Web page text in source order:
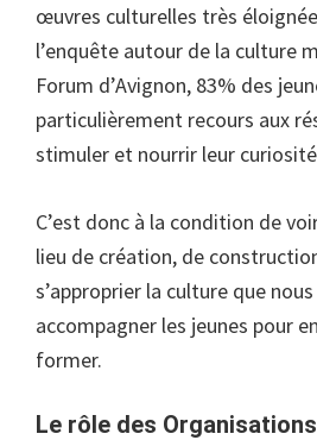
œuvres culturelles très
l’enquête autour de la culture
Forum d’Avignon, 83% des
particulièrement recours aux
stimuler et nourrir leur
C’est donc à la condition de
lieu de création, de
s’approprier la culture que
accompagner les jeunes pour
former.
Le rôle des